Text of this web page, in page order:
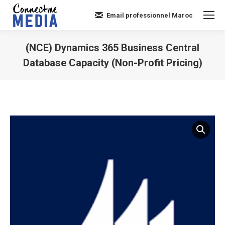
Email professionnel Maroc
(NCE) Dynamics 365 Business Central
Database Capacity (Non-Profit Pricing)